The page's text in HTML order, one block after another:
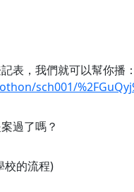
表，我們就可以幫你播
sch001/
過了嗎？
校的流程)